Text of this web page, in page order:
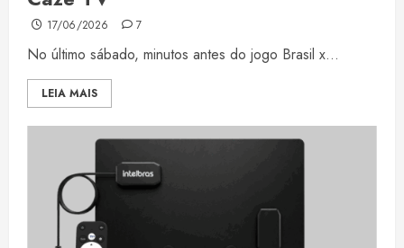
17/06/2026 7
No último sábado, minutos antes do jogo Brasil x...
LEIA MAIS